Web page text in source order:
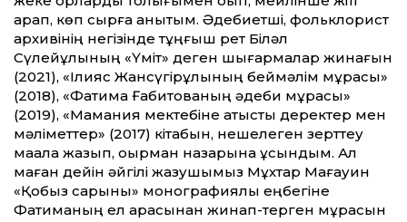
қарап, көп сырға қанықтым. Әдебиетші, фольклорист
архивінің негізінде тұңғыш рет Біләл
Сүлейұлының «Үміт» деген шығармалар жинағын
(2021), «Ілияс Жансүгірұлының беймәлім мұрасы»
(2018), «Фатима Ғабитованың әдеби мұрасы»
(2019), «Мамания мектебіне қатысты деректер мен
мәліметтер» (2017) кітабын, нешелеген зерттеу
мақала жазып, оқырман назарына ұсындым. Ал
маған дейін әйгілі жазушымыз Мұхтар Мағауин
«Қобыз сарыны» монографиялық еңбегіне
Фатиманың ел арасынан жинап-терген мұрасын